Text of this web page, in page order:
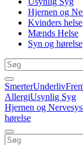
Hjernen og
Kvinders helse
Mænds Helse
Syn og hørelse
SmerterUnderliv
AllergiUsynlig Syg
Hjernen og
hørelse